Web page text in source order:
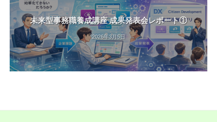
未来型事務職養成講座 成果発表会レポート①
2026年3月5日